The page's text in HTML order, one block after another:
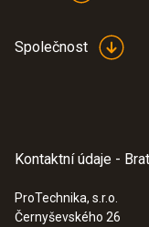
Společnost
Kontaktní údaje -
ProTechnika, s.r.o.
Černyševského 26